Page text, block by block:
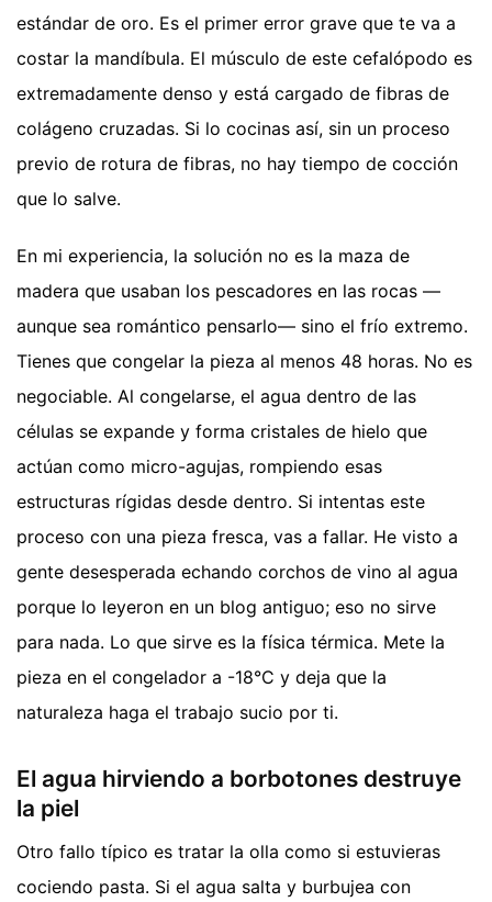
estándar de oro. Es el primer error grave que te va a
costar la mandíbula. El músculo de este cefalópodo es
extremadamente denso y está cargado de fibras de
colágeno cruzadas. Si lo cocinas así, sin un proceso
previo de rotura de fibras, no hay tiempo de cocción
que lo salve.
En mi experiencia, la solución no es la maza de
madera que usaban los pescadores en las rocas —
aunque sea romántico pensarlo— sino el frío extremo.
Tienes que congelar la pieza al menos 48 horas. No es
negociable. Al congelarse, el agua dentro de las
células se expande y forma cristales de hielo que
actúan como micro-agujas, rompiendo esas
estructuras rígidas desde dentro. Si intentas este
proceso con una pieza fresca, vas a fallar. He visto a
gente desesperada echando corchos de vino al agua
porque lo leyeron en un blog antiguo; eso no sirve
para nada. Lo que sirve es la física térmica. Mete la
pieza en el congelador a -18°C y deja que la
naturaleza haga el trabajo sucio por ti.
El agua hirviendo a borbotones destruye
la piel
Otro fallo típico es tratar la olla como si estuvieras
cociendo pasta. Si el agua salta y burbujea con